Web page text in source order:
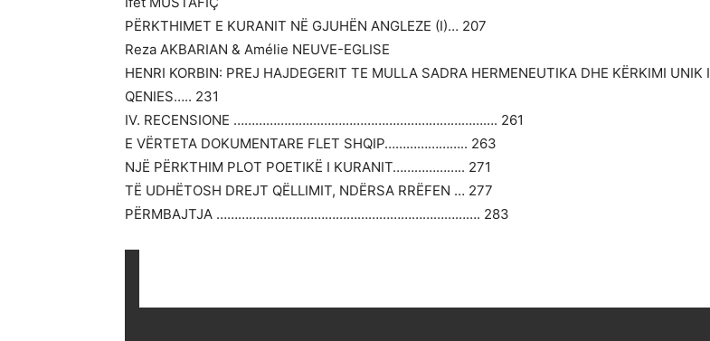
PËRKTHIMET E KURANIT NË GJUHËN ANGLEZE (I)… 207
Reza AKBARIAN & Amélie NEUVE-EGLISE
HENRI KORBIN: PREJ HAJDEGERIT TE MULLA SADRA HERMENEUTIKA DHE KËRKIMI UNIK I
QENIES….. 231
IV. RECENSIONE ………………………………………………………………. 261
E VËRTETA DOKUMENTARE FLET SHQIP………………….. 263
NJË PËRKTHIM PLOT POETIKË I KURANIT……………….. 271
TË UDHËTOSH DREJT QËLLIMIT, NDËRSA RRËFEN … 277
PËRMBAJTJA ………………………………………………………………. 283